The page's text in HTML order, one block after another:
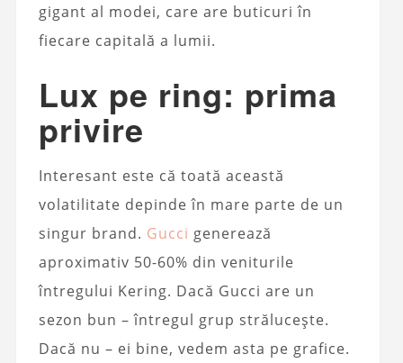
gigant al modei, care are buticuri în
fiecare capitală a lumii.
Lux pe ring: prima
privire
Interesant este că toată această
volatilitate depinde în mare parte de un
singur brand. Gucci generează
aproximativ 50-60% din veniturile
întregului Kering. Dacă Gucci are un
sezon bun – întregul grup strălucește.
Dacă nu – ei bine, vedem asta pe grafice.